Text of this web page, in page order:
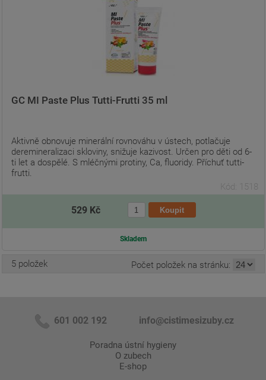
GC MI Paste Plus Tutti-Frutti 35 ml
Aktivně obnovuje minerální rovnováhu v ústech, potlačuje
deremineralizaci skloviny, snižuje kazivost. Určen pro děti od 6-
ti let a dospělé. S mléčnými protiny, Ca, fluoridy. Příchuť tutti-
frutti.
Kód: 1518
529 Kč
Skladem
5 položek Počet položek na stránku:
601 002 192 info@cistimesizuby.cz
Poradna ústní hygieny
O zubech
E-shop